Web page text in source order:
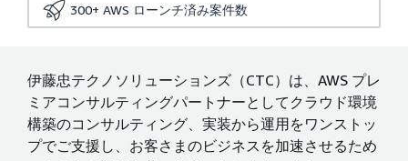
300+ AWS ローンチ済み案件数
伊藤忠テクノソリューションズ（CTC）は、AWS プレ
ミアコンサルティングパートナーとしてクラウド環境
構築のコンサルティング、実装から運用をワンストッ
プでご支援し、お客さまのビジネスを加速させるため